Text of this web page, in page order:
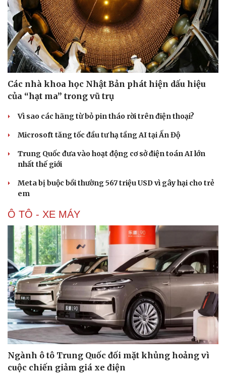
Văn hóa
Sân khấu - Điện ảnh
Văn học
Di sản
Giải trí
Nghệ sĩ
Các nhà khoa học Nhật Bản phát hiện dấu hiệu
của “hạt ma” trong vũ trụ
Vì sao các hãng từ bỏ pin tháo rời trên điện thoại?
Microsoft tăng tốc đầu tư hạ tầng AI tại Ấn Độ
Trung Quốc đưa vào hoạt động cơ sở điện toán AI lớn
nhất thế giới
Meta bị buộc bồi thường 567 triệu USD vì gây hại cho trẻ
em
Ô TÔ - XE MÁY
Ngành ô tô Trung Quốc đối mặt khủng hoảng vì
cuộc chiến giảm giá xe điện